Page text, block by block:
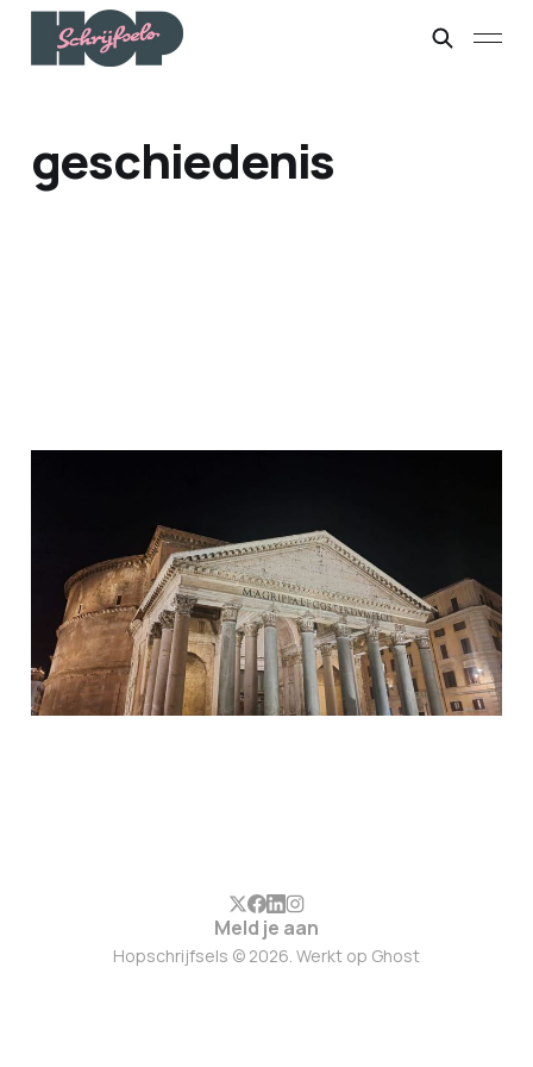
geschiedenis
5 min leestijd
Meld je aan
Hopschrijfsels © 2026. Werkt op Ghost